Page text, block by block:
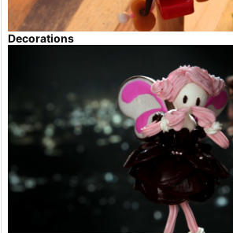
Decorations